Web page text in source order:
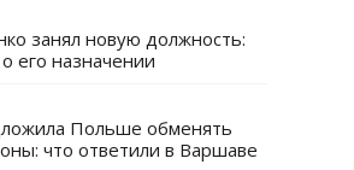
занял новую должность:
его назначении
Польше обменять
что ответили в Варшаве